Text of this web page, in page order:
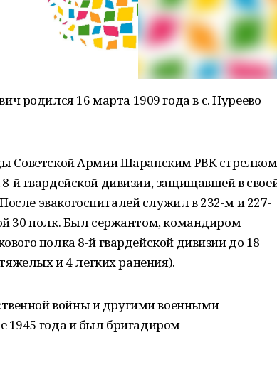
родился 16 марта 1909 года в с. Нуреево
Советской Армии Шаранским РВК стрелком
й гвардейской дивизии, защищавшей в
эвакогоспиталей служил в 232-м и 227-
30 полк. Был сержантом, командиром
полка 8-й гвардейской дивизии до 18
и 4 легких ранения).
войны и другими военными
1945 года и был бригадиром